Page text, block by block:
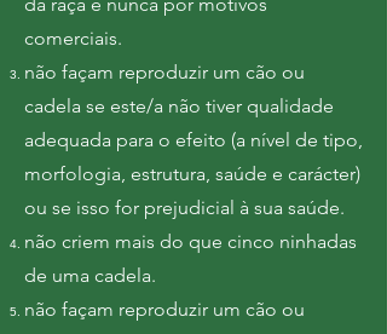
comerciais.
não façam reproduzir um cão ou
cadela se este/a não tiver qualidade
adequada para o efeito (a nível de tipo,
morfologia, estrutura, saúde e carácter)
ou se isso for prejudicial à sua saúde.
não criem mais do que cinco ninhadas
de uma cadela.
não façam reproduzir um cão ou